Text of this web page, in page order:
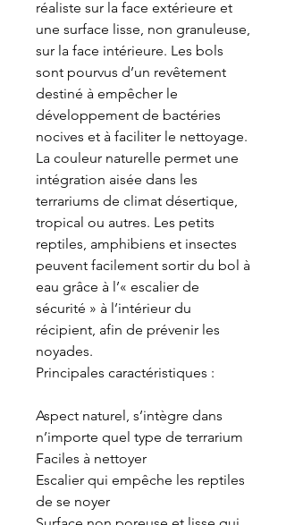
réaliste sur la face extérieure et
une surface lisse, non granuleuse,
sur la face intérieure. Les bols
sont pourvus d’un revêtement
destiné à empêcher le
développement de bactéries
nocives et à faciliter le nettoyage.
La couleur naturelle permet une
intégration aisée dans les
terrariums de climat désertique,
tropical ou autres. Les petits
reptiles, amphibiens et insectes
peuvent facilement sortir du bol à
eau grâce à l’« escalier de
sécurité » à l’intérieur du
récipient, afin de prévenir les
noyades.
Principales caractéristiques :
Aspect naturel, s’intègre dans
n’importe quel type de terrarium
Faciles à nettoyer
Escalier qui empêche les reptiles
de se noyer